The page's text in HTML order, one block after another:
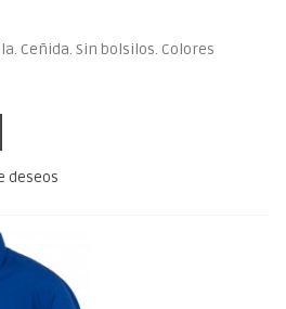
Ceñida. Sin bolsilos. Colores
deseos